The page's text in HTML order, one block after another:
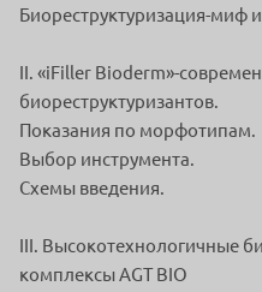
Биореструктуризация-миф
II. «iFiller Bioderm»-
биореструктуризантов.
Показания по морфотипам.
Выбор инструмента.
Схемы введения.
III. Высокотехнологичные
комплексы AGT BIO